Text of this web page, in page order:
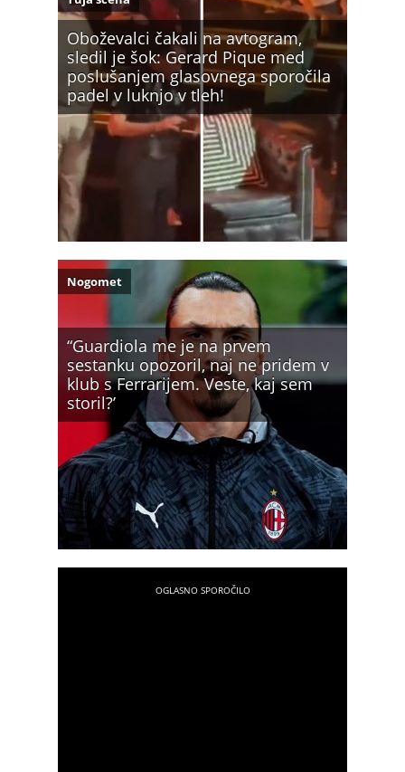
Oboževalci čakali na avtogram,
sledil je šok: Gerard Pique med
poslušanjem glasovnega sporočila
padel v luknjo v tleh!
“Guardiola me je na prvem
sestanku opozoril, naj ne pridem v
klub s Ferrarijem. Veste, kaj sem
storil?’
Nogomet